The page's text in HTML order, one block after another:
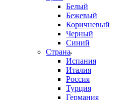
Белый
Бежевый
Коричневый
Черный
Синий
Страна
Испания
Италия
Россия
Турция
Германия